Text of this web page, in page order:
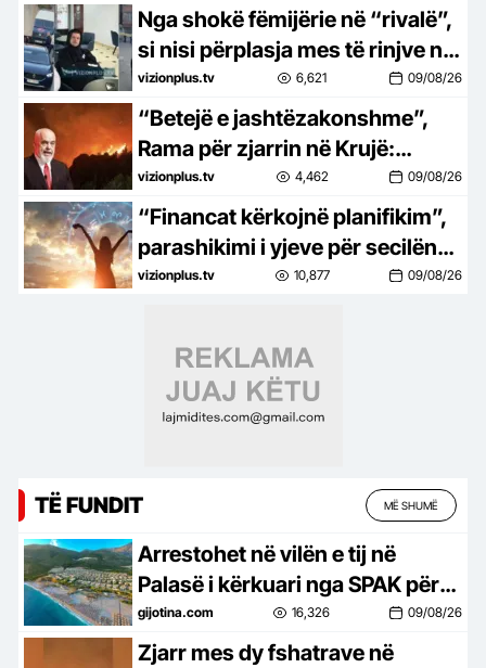
Nga shokë fëmijërie në “rivalë”,
si nisi përplasja mes të rinjve në
Korçë që përfundoi në tragjedi!
Autori: Zuko më ngacmoi të
dashurën
vizionplus.tv 6,621 09/08/26
“Betejë e jashtëzakonshme”,
Rama për zjarrin në Krujë:
Bilanci mund të kishte qenë
tragjik, siç po ndodh në vende të
tjera të Europës
vizionplus.tv 4,462 09/08/26
“Financat kërkojnë planifikim”,
parashikimi i yjeve për secilën
shenjë Horoskopi
vizionplus.tv 10,877 09/08/26
TË FUNDIT MË SHUMË
Arrestohet në vilën e tij në
Palasë i kërkuari nga SPAK për
inceneratorin e Tiranës
gijotina.com 16,326 09/08/26
Zjarr mes dy fshatrave në